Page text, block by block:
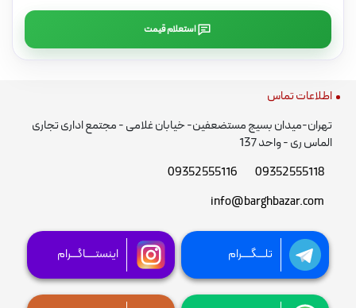
استعلام قیمت
اطلاعات تماس
تهران-میدان بسیج مستضعفین- خیابان غلامی - مجتمع اداری تجاری
الماس ری - واحد 137
09352555118
09352555116
info@barghbazar.com
تلـــگــــرام اینستــــاگـــرام